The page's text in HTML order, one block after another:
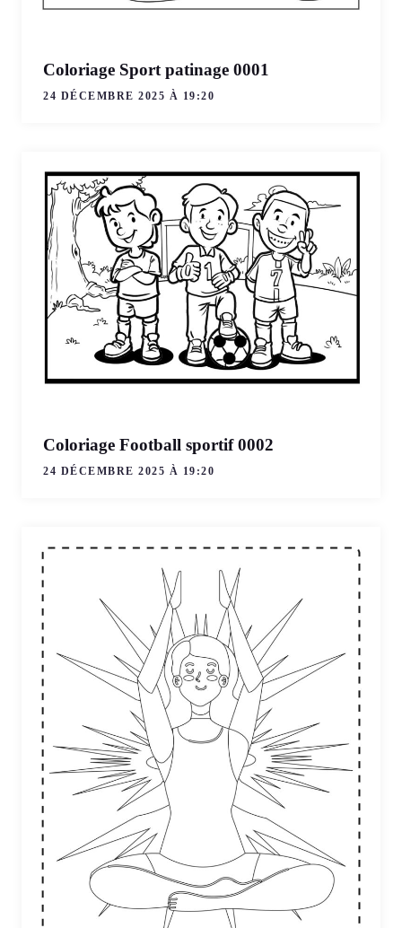
Coloriage Sport patinage 0001
24 DÉCEMBRE 2025 À 19:20
Coloriage Football sportif 0002
24 DÉCEMBRE 2025 À 19:20